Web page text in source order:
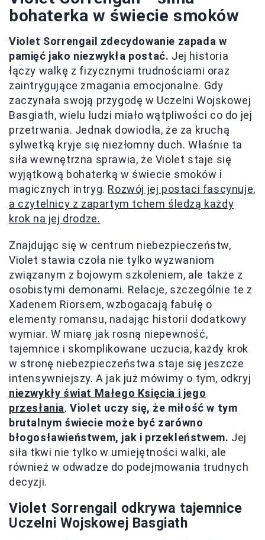
bohaterka w świecie smoków
Violet Sorrengail zdecydowanie zapada w
pamięć jako niezwykła postać. Jej historia
łączy walkę z fizycznymi trudnościami oraz
zaintrygujące zmagania emocjonalne. Gdy
zaczynała swoją przygodę w Uczelni Wojskowej
Basgiath, wielu ludzi miało wątpliwości co do jej
przetrwania. Jednak dowiodła, że za kruchą
sylwetką kryje się niezłomny duch. Właśnie ta
siła wewnętrzna sprawia, że Violet staje się
wyjątkową bohaterką w świecie smoków i
magicznych intryg. Rozwój jej postaci fascynuje,
a czytelnicy z zapartym tchem śledzą każdy
krok na jej drodze.
Znajdując się w centrum niebezpieczeństw,
Violet stawia czoła nie tylko wyzwaniom
związanym z bojowym szkoleniem, ale także z
osobistymi demonami. Relacje, szczególnie te z
Xadenem Riorsem, wzbogacają fabułę o
elementy romansu, nadając historii dodatkowy
wymiar. W miarę jak rosną niepewność,
tajemnice i skomplikowane uczucia, każdy krok
w stronę niebezpieczeństwa staje się jeszcze
intensywniejszy. A jak już mówimy o tym, odkryj
niezwykły świat Małego Księcia i jego
przesłania.Violet uczy się, że miłość w tym
brutalnym świecie może być zarówno
błogosławieństwem, jak i przekleństwem. Jej
siła tkwi nie tylko w umiejętności walki, ale
również w odwadze do podejmowania trudnych
decyzji.
Violet Sorrengail odkrywa tajemnice
Uczelni Wojskowej Basgiath